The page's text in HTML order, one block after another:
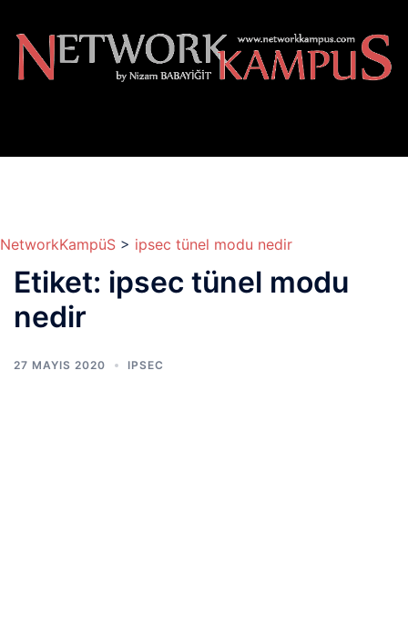
atla
NetworkKampüS > ipsec tünel modu nedir
Etiket: ipsec tünel modu
nedir
27 MAYIS 2020 IPSEC